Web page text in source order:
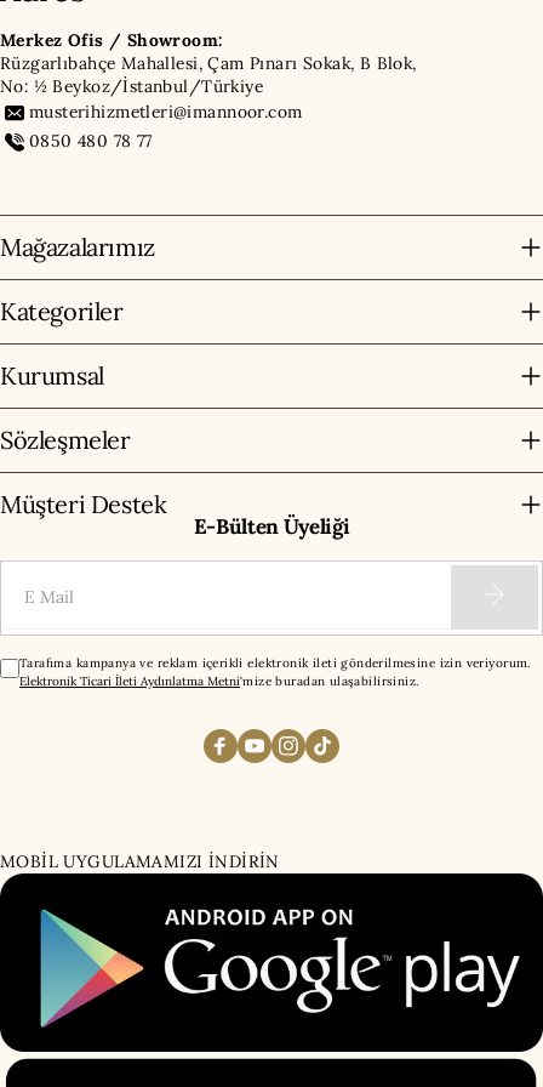
Merkez Ofis / Showroom:
Rüzgarlıbahçe Mahallesi, Çam Pınarı Sokak, B Blok,
No: ½ Beykoz/İstanbul/Türkiye
musterihizmetleri@imannoor.com
0850 480 78 77
Mağazalarımız
Kategoriler
Kurumsal
Sözleşmeler
Müşteri Destek
E-Bülten Üyeliği
Tarafıma kampanya ve reklam içerikli elektronik ileti gönderilmesine izin veriyorum.
Elektronik Ticari İleti Aydınlatma Metni'mize buradan ulaşabilirsiniz.
MOBİL UYGULAMAMIZI İNDİRİN